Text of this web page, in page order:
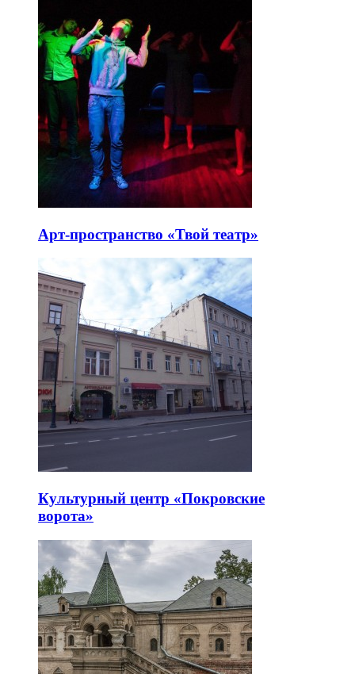
Арт-пространство «Твой театр»
Культурный центр «Покровские
ворота»